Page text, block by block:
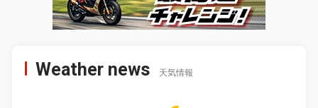
Weather news 天気情報